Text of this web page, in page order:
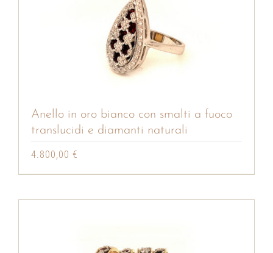
Anello in oro bianco con smalti a fuoco
translucidi e diamanti naturali
4.800,00 €